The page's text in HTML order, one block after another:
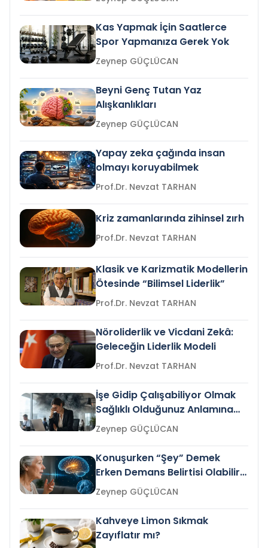
Kas Yapmak İçin Saatlerce
Spor Yapmanıza Gerek Yok
Zeynep GÜÇLÜCAN
Beyni Genç Tutan Yaz
Alışkanlıkları
Zeynep GÜÇLÜCAN
Yapay zeka çağında insan
olmayı koruyabilmek
Prof.Dr. Nevzat TARHAN
Kriz zamanlarında zihinsel zırh
Prof.Dr. Nevzat TARHAN
Klasik ve Karizmatik Modellerin
Ötesinde “Bilimsel Liderlik”
Prof.Dr. Nevzat TARHAN
Nöroliderlik ve Vicdani Zekâ:
Geleceğin Liderlik Modeli
Prof.Dr. Nevzat TARHAN
İşe Gidip Çalışabiliyor Olmak
Sağlıklı Olduğunuz Anlamına
Gelir mi?Zeynep GÜÇLÜCAN
Konuşurken “Şey” Demek
Erken Demans Belirtisi Olabilir
mi?
Zeynep GÜÇLÜCAN
Kahveye Limon Sıkmak
Zayıflatır mı?